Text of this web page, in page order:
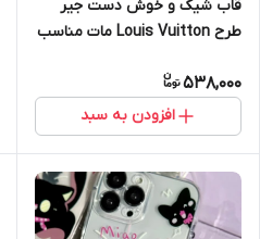
قاب شیک و خوش دست جیر
طرح Louis Vuitton مات مناسب
مشکی
538,000
افزودن به سبد